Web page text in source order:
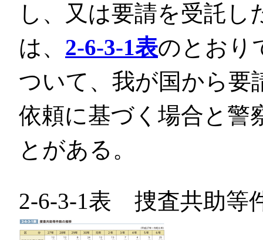
し、又は要請を受託し
は、 2-6-3-1表のとおり
ついて、我が国から要
依頼に基づく場合と警
とがある。
2-6-3-1表 捜査共助等